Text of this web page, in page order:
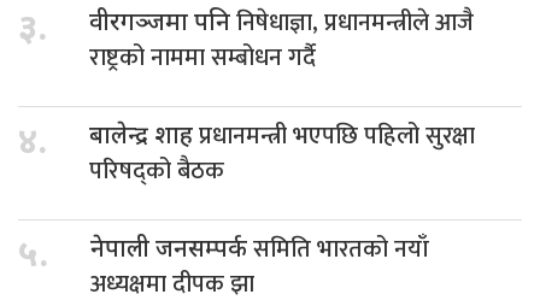
३. वीरगञ्जमा पनिनिषेधाज्ञा, प्रधानमन्त्रीले आजै
राष्ट्रको नाममा सम्बोधन गर्दै
४. बालेन्द्र शाहप्रधानमन्त्री भएपछि पहिलो सुरक्षा
परिषद्को बैठक
५. नेपाली जनसम्पर्कसमिति भारतको नयाँ
अध्यक्षमा दीपक झा